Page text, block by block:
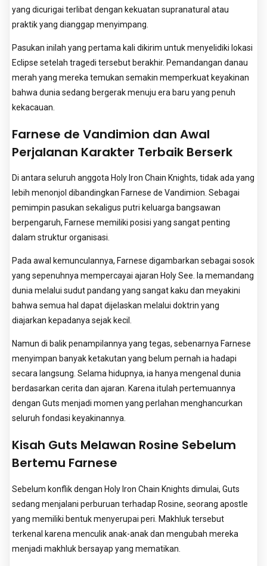
yang dicurigai terlibat dengan kekuatan supranatural atau
praktik yang dianggap menyimpang.
Pasukan inilah yang pertama kali dikirim untuk menyelidiki lokasi
Eclipse setelah tragedi tersebut berakhir. Pemandangan danau
merah yang mereka temukan semakin memperkuat keyakinan
bahwa dunia sedang bergerak menuju era baru yang penuh
kekacauan.
Farnese de Vandimion dan Awal
Perjalanan Karakter Terbaik Berserk
Di antara seluruh anggota Holy Iron Chain Knights, tidak ada yang
lebih menonjol dibandingkan Farnese de Vandimion. Sebagai
pemimpin pasukan sekaligus putri keluarga bangsawan
berpengaruh, Farnese memiliki posisi yang sangat penting
dalam struktur organisasi.
Pada awal kemunculannya, Farnese digambarkan sebagai sosok
yang sepenuhnya mempercayai ajaran Holy See. Ia memandang
dunia melalui sudut pandang yang sangat kaku dan meyakini
bahwa semua hal dapat dijelaskan melalui doktrin yang
diajarkan kepadanya sejak kecil.
Namun di balik penampilannya yang tegas, sebenarnya Farnese
menyimpan banyak ketakutan yang belum pernah ia hadapi
secara langsung. Selama hidupnya, ia hanya mengenal dunia
berdasarkan cerita dan ajaran. Karena itulah pertemuannya
dengan Guts menjadi momen yang perlahan menghancurkan
seluruh fondasi keyakinannya.
Kisah Guts Melawan Rosine Sebelum
Bertemu Farnese
Sebelum konflik dengan Holy Iron Chain Knights dimulai, Guts
sedang menjalani perburuan terhadap Rosine, seorang apostle
yang memiliki bentuk menyerupai peri. Makhluk tersebut
terkenal karena menculik anak-anak dan mengubah mereka
menjadi makhluk bersayap yang mematikan.